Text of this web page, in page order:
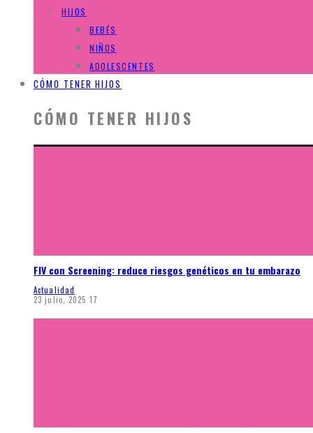
HIJOS
BEBÉS
NIÑOS
ADOLESCENTES
CÓMO TENER HIJOS
CÓMO TENER HIJOS
FIV con Screening: reduce riesgos genéticos en tu embarazo
Actualidad
23 julio, 2025 17